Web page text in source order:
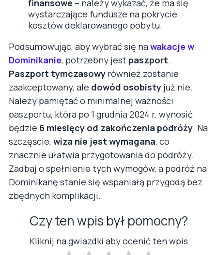
finansowe – należy wykazać, że ma się
wystarczające fundusze na pokrycie
kosztów deklarowanego pobytu.
Podsumowując, aby wybrać się nawakacje w
Dominikanie, potrzebny jest paszport.
Paszport tymczasowy również zostanie
zaakceptowany, ale dowód osobisty już nie.
Należy pamiętać o minimalnej ważności
paszportu, która po 1 grudnia 2024 r. wynosić
będzie 6 miesięcy od zakończenia podróży. Na
szczęście, wiza nie jest wymagana, co
znacznie ułatwia przygotowania do podróży.
Zadbaj o spełnienie tych wymogów, a podróż na
Dominikanę stanie się wspaniałą przygodą bez
zbędnych komplikacji.
Czy ten wpis był pomocny?
Kliknij na gwiazdki aby ocenić ten wpis